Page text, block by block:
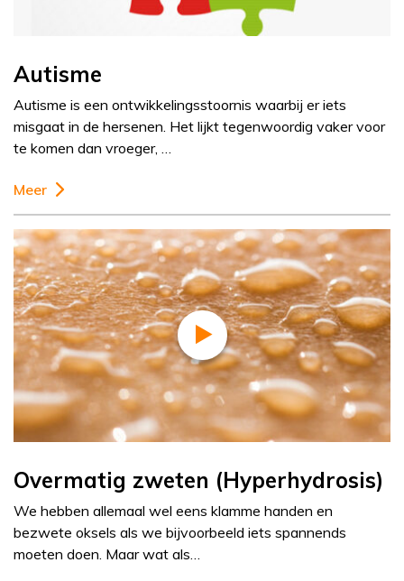
Autisme
Autisme is een ontwikkelingsstoornis waarbij er iets
misgaat in de hersenen. Het lijkt tegenwoordig vaker voor
te komen dan vroeger, …
Meer
Overmatig zweten (Hyperhydrosis)
We hebben allemaal wel eens klamme handen en
bezwete oksels als we bijvoorbeeld iets spannends
moeten doen. Maar wat als…